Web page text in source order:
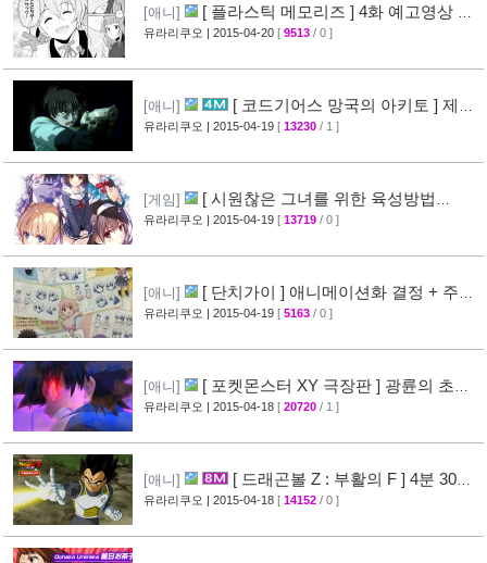
[애니]
[ 플라스틱 메모리즈 ] 4화 예고영상 +
애니메이션 비교 화면 공개
유라리쿠오 | 2015-04-20 [ 9513 / 0 ]
[애니]
[ 코드기어스 망국의 아키토 ] 제3
장 다이제스트 10분영상 공개
유라리쿠오 | 2015-04-19 [ 13230 / 1 ]
[게임]
[ 시원찮은 그녀를 위한 육성방법
blessing flowers ] 캐릭터 소개 영상 공개
유라리쿠오 | 2015-04-19 [ 13719 / 0 ]
[애니]
[ 단치가이 ] 애니메이션화 결정 + 주요
성우진 공개 [27]
유라리쿠오 | 2015-04-19 [ 5163 / 0 ]
[애니]
[ 포켓몬스터 XY 극장판 ] 광륜의 초마
신 후파 PV 영상 공개 [47]
유라리쿠오 | 2015-04-18 [ 20720 / 1 ]
[애니]
[ 드래곤볼 Z : 부활의 F ] 4분 30초
스토리 영상 공개
[38]
유라리쿠오 | 2015-04-18 [ 14152 / 0 ]